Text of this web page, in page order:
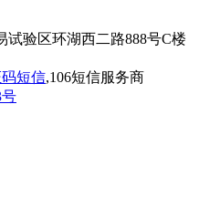
验区环湖西二路888号C楼
短信,106短信服务商
号